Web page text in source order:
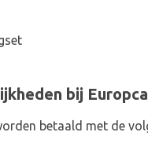
bij
betaald met de